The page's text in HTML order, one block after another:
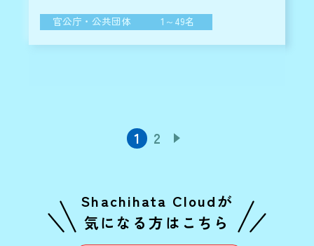
官公庁・公共団体 1～49名
1 2
Shachihata Cloudが
気になる方はこちら